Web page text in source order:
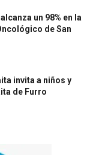
un 98% en la
de San
invita a niños y
de Furro